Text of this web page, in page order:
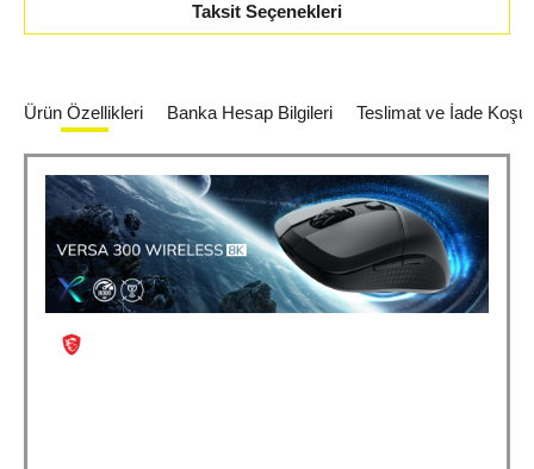
Taksit Seçenekleri
Ürün Özellikleri Banka Hesap Bilgileri Teslimat ve İade